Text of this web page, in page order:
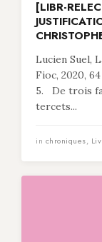
[LIBR-
Lucien Suel,
Fioc, 2020,
5. De trois
tercets...
in chroniques,